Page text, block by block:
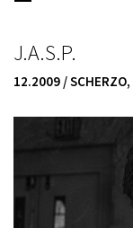
J.A.S.P.
12.2009 / SCHERZO,